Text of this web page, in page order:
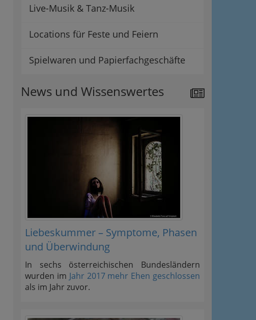
Live-Musik & Tanz-Musik
Locations für Feste und Feiern
Spielwaren und Papierfachgeschäfte
News und Wissenswertes
Liebeskummer – Symptome, Phasen
und Überwindung
In sechs österreichischen Bundesländern
wurden im Jahr 2017 mehr Ehen geschlossen
als im Jahr zuvor.